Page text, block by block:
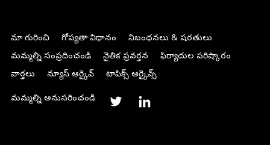
మా గురించి గోప్యతా విధానం
నిబంధనలు & షరతులు
మమ్మల్ని సంప్రదించండి
నైతిక ప్రవర్తన
ఫిర్యాదుల పరిష్కారం
వార్తలు
న్యూస్ ఆర్కైవ్ టాపిక్స్ ఆర్కైవ్స్
మమ్మల్ని అనుసరించండి